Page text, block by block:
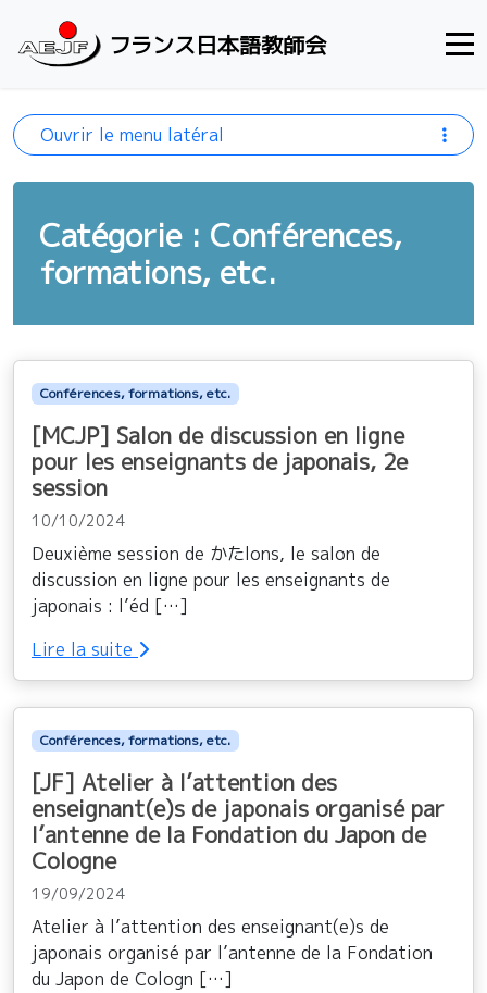
フランス日本語教師会
Catégorie : Conférences,
formations, etc.
Conférences, formations, etc.
[MCJP] Salon de discussion en ligne
pour les enseignants de japonais, 2e
session
10/10/2024
Deuxième session de かたlons, le salon de
discussion en ligne pour les enseignants de
japonais : l’éd […]
Lire la suite
Conférences, formations, etc.
[JF] Atelier à l’attention des
enseignant(e)s de japonais organisé par
l’antenne de la Fondation du Japon de
Cologne
19/09/2024
Atelier à l’attention des enseignant(e)s de
japonais organisé par l’antenne de la Fondation
du Japon de Cologn […]
Ouvrir le menu latéral